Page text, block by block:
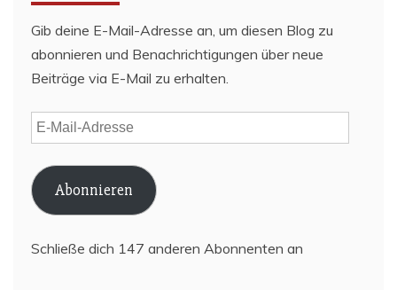
Gib deine E-Mail-Adresse an, um diesen Blog zu
abonnieren und Benachrichtigungen über neue
Beiträge via E-Mail zu erhalten.
E-
Mail-
Adresse
Abonnieren
Schließe dich 147 anderen Abonnenten an